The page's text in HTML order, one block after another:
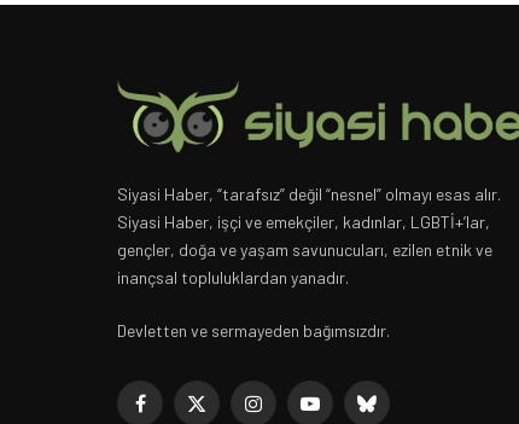
Siyasi Haber, “tarafsız” değil “nesnel” olmayı esas alır.
Siyasi Haber, işçi ve emekçiler, kadınlar, LGBTİ+’lar,
gençler, doğa ve yaşam savunucuları, ezilen etnik ve
inançsal topluluklardan yanadır.
Devletten ve sermayeden bağımsızdır.
Facebook
X InstagramYouTubeBluesky